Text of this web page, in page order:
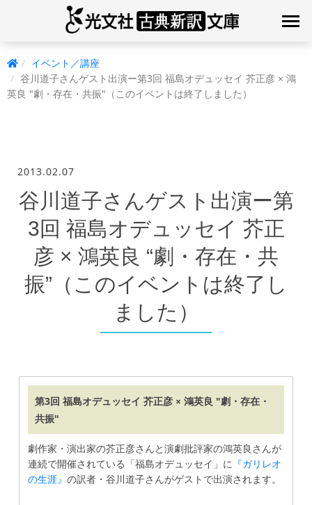
イベント／講座
谷川道子さんゲスト出演ー第3回 福島オデュッセイ 芥正彦 × 鴻
英良 "劇・存在・共振"（このイベントは終了しました）
2013.02.07
谷川道子さんゲスト出演ー第
3回 福島オデュッセイ 芥正
彦 × 鴻英良 “劇・存在・共
振”（このイベントは終了し
ました）
第3回 福島オデュッセイ 芥正彦 × 鴻英良 "劇・存在・
共振"
劇作家・演出家の芥正彦さんと演劇批評家の鴻英良さんが
連続で開催されている「福島オデュッセイ」に 『ガリレオ
の生涯』 の訳者・谷川道子さんがゲストで出演されます。